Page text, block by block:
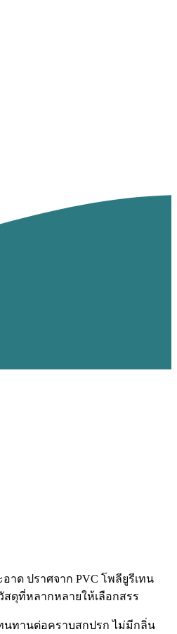
ด ปราศจาก PVC โพลียูรีเทน
สดุที่หลากหลายให้เลือกสรร
นทานต่อคราบสกปรก ไม่มีกลิ่น